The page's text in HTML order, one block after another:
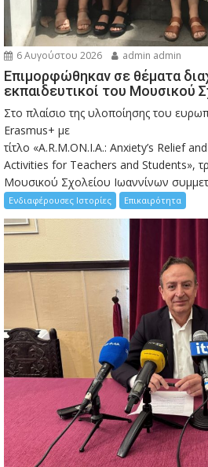
6 Αυγούστου 2026 admin admin
Eπιμορφώθηκαν σε θέματα
εκπαιδευτικοί του Μουσικού
Στο πλαίσιο της υλοποίησης του
Erasmus+ με
τίτλο «A.R.M.ON.I.A.: Anxiety’s Relief
Activities for Teachers and Students»,
Μουσικού Σχολείου Ιωαννίνων
Ενδιαφέρουσες Ιστορίες Επικαιρότητα